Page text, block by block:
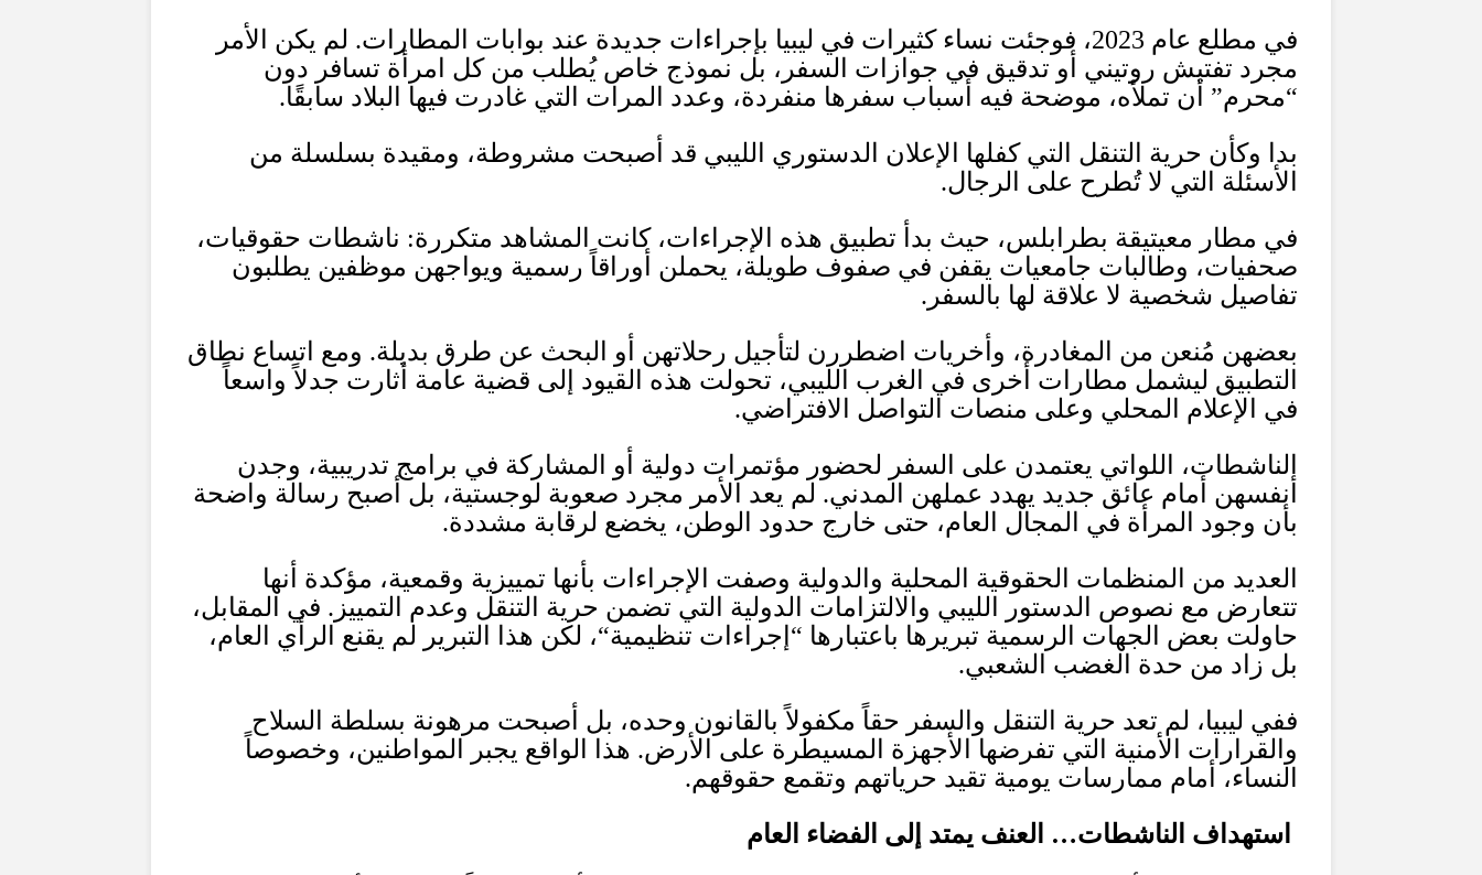
في مطلع عام 2023، فوجئت نساء كثيرات في ليبيا بإجراءات جديدة عند بوابات المطارات. لم يكن الأمر
مجرد تفتيش روتيني أو تدقيق في جوازات السفر، بل نموذج خاص يُطلب من كل امرأة تسافر دون
“محرم” أن تملأه، موضحة فيه أسباب سفرها منفردة، وعدد المرات التي غادرت فيها البلاد سابقًا.
بدا وكأن حرية التنقل التي كفلها الإعلان الدستوري الليبي قد أصبحت مشروطة، ومقيدة بسلسلة من
الأسئلة التي لا تُطرح على الرجال.
في مطار معيتيقة بطرابلس، حيث بدأ تطبيق هذه الإجراءات، كانت المشاهد متكررة: ناشطات حقوقيات،
صحفيات، وطالبات جامعيات يقفن في صفوف طويلة، يحملن أوراقاً رسمية ويواجهن موظفين يطلبون
تفاصيل شخصية لا علاقة لها بالسفر .
بعضهن مُنعن من المغادرة، وأخريات اضطررن لتأجيل رحلاتهن أو البحث عن طرق بديلة. ومع اتساع نطاق
التطبيق ليشمل مطارات أخرى في الغرب الليبي، تحولت هذه القيود إلى قضية عامة أثارت جدلاً واسعاً
في الإعلام المحلي وعلى منصات التواصل الافتراضي.
الناشطات، اللواتي يعتمدن على السفر لحضور مؤتمرات دولية أو المشاركة في برامج تدريبية، وجدن
أنفسهن أمام عائق جديد يهدد عملهن المدني. لم يعد الأمر مجرد صعوبة لوجستية، بل أصبح رسالة واضحة
بأن وجود المرأة في المجال العام، حتى خارج حدود الوطن، يخضع لرقابة مشددة.
العديد من المنظمات الحقوقية المحلية والدولية وصفت الإجراءات بأنها تمييزية وقمعية، مؤكدة أنها
تتعارض مع نصوص الدستور الليبي والالتزامات الدولية التي تضمن حرية التنقل وعدم التمييز . في المقابل،
حاولت بعض الجهات الرسمية تبريرها باعتبارها “ إجراءات تنظيمية“، لكن هذا التبرير لم يقنع الرأي العام،
بل زاد من حدة الغضب الشعبي.
ففي ليبيا، لم تعد حرية التنقل والسفر حقاً مكفولاً بالقانون وحده، بل أصبحت مرهونة بسلطة السلاح
والقرارات الأمنية التي تفرضها الأجهزة المسيطرة على الأرض. هذا الواقع يجبر المواطنين، وخصوصاً
النساء، أمام ممارسات يومية تقيد حرياتهم وتقمع حقوقهم.
استهداف الناشطات… العنف يمتد إلى الفضاء العام